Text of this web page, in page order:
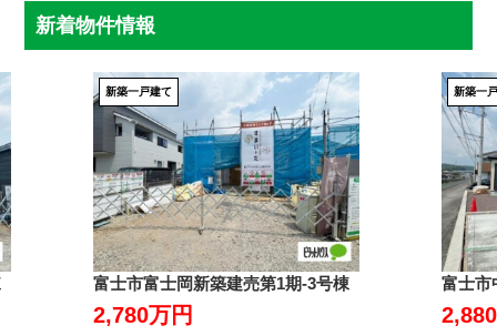
新着物件情報
富士市富士岡新築建売第1期-3号棟
新築一戸建て
2,780万円
富士市
新築一